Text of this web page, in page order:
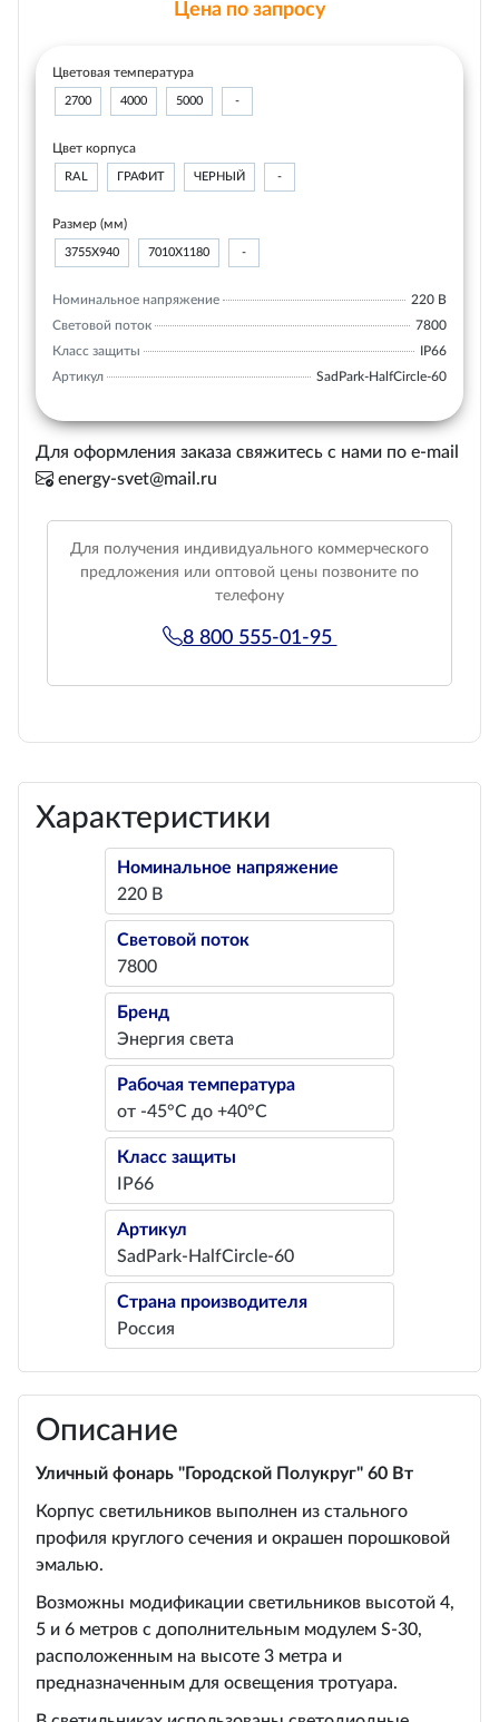
Цена по запросу
Цветовая температура
2700 4000 5000 -
Цвет корпуса
RAL ГРАФИТ ЧЕРНЫЙ -
Размер (мм)
3755Х940 7010Х1180 -
Номинальное напряжение
220 В
Световой поток
7800
Класс защиты
IP66
Артикул
SadPark-HalfCircle-60
Для оформления заказа свяжитесь с нами по e-mail
energy-svet@mail.ru
Для получения индивидуального коммерческого
предложения или оптовой цены позвоните по
телефону
8 800 555-01-95
Характеристики
Номинальное напряжение
220 В
Световой поток
7800
Бренд
Энергия света
Рабочая температура
от -45°С до +40°С
Класс защиты
IP66
Артикул
SadPark-HalfCircle-60
Страна производителя
Россия
Описание
Уличный фонарь "Городской Полукруг" 60 Вт
Корпус светильников выполнен из стального
профиля круглого сечения и окрашен порошковой
эмалью.
Возможны модификации светильников высотой 4,
5 и 6 метров с дополнительным модулем S-30,
расположенным на высоте 3 метра и
предназначенным для освещения тротуара.